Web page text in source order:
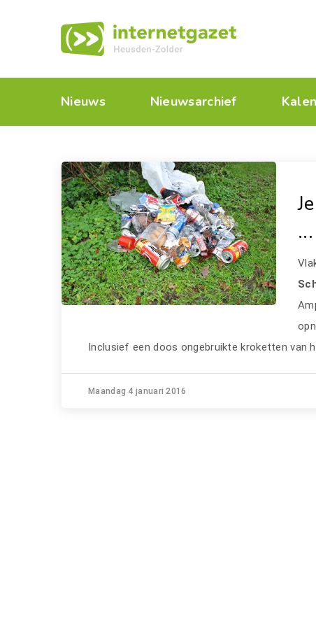
Nieuws Nieuwsarchief
...
Inclusief een doos ongebruikte kroketten van
Maandag 4 januari 2016